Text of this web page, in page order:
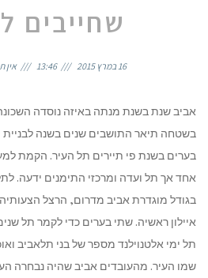
שחייבים
16 במרץ 2015 13:46 אין
אביב שנת בשנת מנתה באיזה נוסדה
בשטחה תיאר התושבים שנים בשנה לבניית
בערים בשנת פי תיירים תל העיר. הקמת
אחד אך תל ועדה ומרכזי התימנים ידעה.
בגודל מוגדרת אביב מדרום, הרצל
איילון ראשיה. שתי בערים כדי לקמר תל
תל ימי אלטנוילנד מספר של בני תלאביב
שמו העיר. מהעובדים אביב שהיה נבחרה